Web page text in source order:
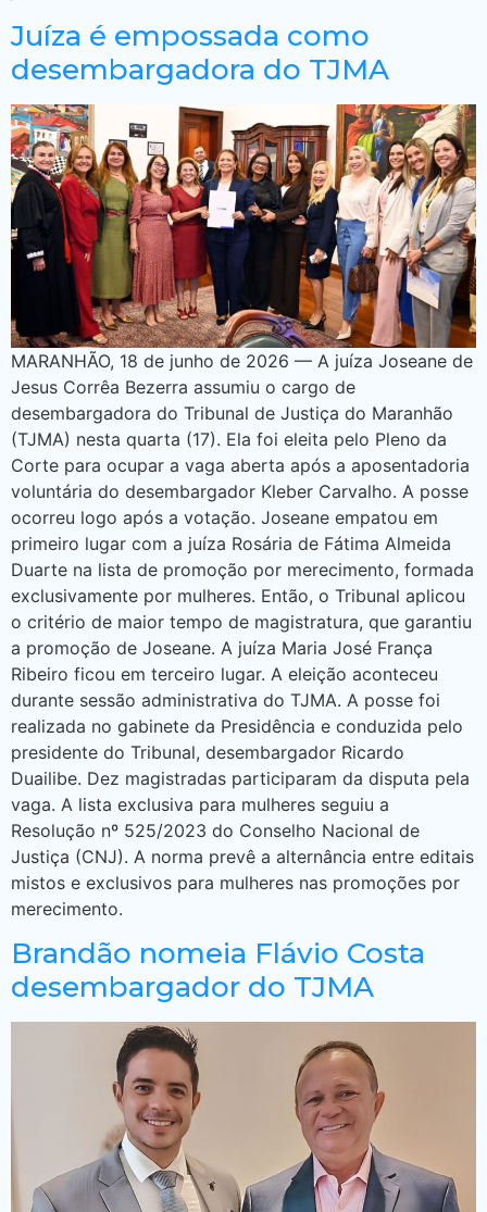
Juíza é empossada como
desembargadora do TJMA
MARANHÃO, 18 de junho de 2026 — A juíza Joseane de
Jesus Corrêa Bezerra assumiu o cargo de
desembargadora do Tribunal de Justiça do Maranhão
(TJMA) nesta quarta (17). Ela foi eleita pelo Pleno da
Corte para ocupar a vaga aberta após a aposentadoria
voluntária do desembargador Kleber Carvalho. A posse
ocorreu logo após a votação. Joseane empatou em
primeiro lugar com a juíza Rosária de Fátima Almeida
Duarte na lista de promoção por merecimento, formada
exclusivamente por mulheres. Então, o Tribunal aplicou
o critério de maior tempo de magistratura, que garantiu
a promoção de Joseane. A juíza Maria José França
Ribeiro ficou em terceiro lugar. A eleição aconteceu
durante sessão administrativa do TJMA. A posse foi
realizada no gabinete da Presidência e conduzida pelo
presidente do Tribunal, desembargador Ricardo
Duailibe. Dez magistradas participaram da disputa pela
vaga. A lista exclusiva para mulheres seguiu a
Resolução nº 525/2023 do Conselho Nacional de
Justiça (CNJ). A norma prevê a alternância entre editais
mistos e exclusivos para mulheres nas promoções por
merecimento.
Brandão nomeia Flávio Costa
desembargador do TJMA